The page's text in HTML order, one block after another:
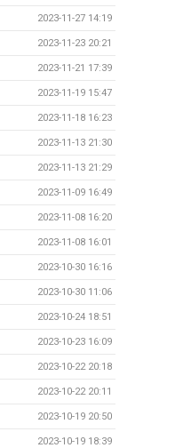
2023-11-27 14:19
2023-11-23 20:21
2023-11-21 17:39
2023-11-19 15:47
2023-11-18 16:23
2023-11-13 21:30
2023-11-13 21:29
2023-11-09 16:49
2023-11-08 16:20
2023-11-08 16:01
2023-10-30 16:16
2023-10-30 11:06
2023-10-24 18:51
2023-10-23 16:09
2023-10-22 20:18
2023-10-22 20:11
2023-10-19 20:50
2023-10-19 18:39